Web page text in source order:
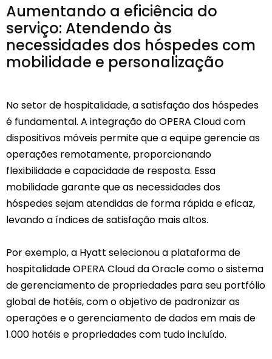
Aumentando a eficiência do
serviço: Atendendo às
necessidades dos hóspedes com
mobilidade e personalização
No setor de hospitalidade, a satisfação dos hóspedes
é fundamental. A integração do OPERA Cloud com
dispositivos móveis permite que a equipe gerencie as
operações remotamente, proporcionando
flexibilidade e capacidade de resposta. Essa
mobilidade garante que as necessidades dos
hóspedes sejam atendidas de forma rápida e eficaz,
levando a índices de satisfação mais altos.
Por exemplo, a Hyatt selecionou a plataforma de
hospitalidade OPERA Cloud da Oracle como o sistema
de gerenciamento de propriedades para seu portfólio
global de hotéis, com o objetivo de padronizar as
operações e o gerenciamento de dados em mais de
1.000 hotéis e propriedades com tudo incluído.